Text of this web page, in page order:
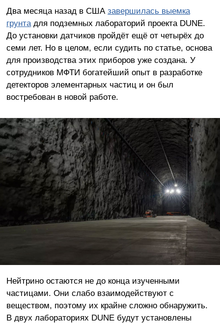
Два месяца назад в США завершилась выемка
грунтадля подземных лабораторий проекта DUNE.
До установки датчиков пройдёт ещё от четырёх до
семи лет. Но в целом, если судить по статье, основа
для производства этих приборов уже создана. У
сотрудников МФТИ богатейший опыт в разработке
детекторов элементарных частиц и он был
востребован в новой работе.
Нейтрино остаются не до конца изученными
частицами. Они слабо взаимодействуют с
веществом, поэтому их крайне сложно обнаружить.
В двух лабораториях DUNE будут установлены